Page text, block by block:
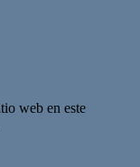
web en este